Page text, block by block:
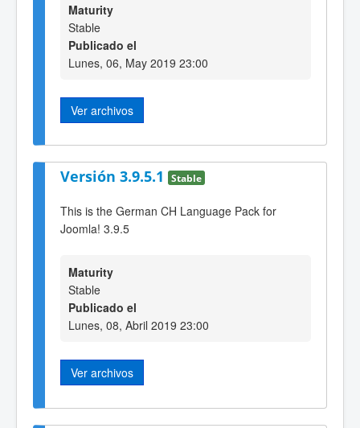
Maturity
Stable
Publicado el
Lunes, 06, May 2019 23:00
Ver archivos
Versión 3.9.5.1 Stable
This is the German CH Language Pack for
Joomla! 3.9.5
Maturity
Stable
Publicado el
Lunes, 08, Abril 2019 23:00
Ver archivos